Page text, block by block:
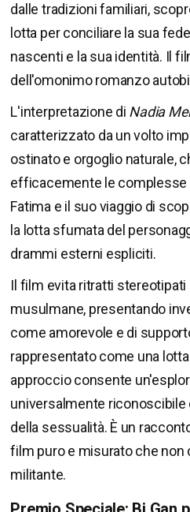
dalle tradizioni familiari,
lotta per conciliare la sua
nascenti e la sua identità. Il
dell'omonimo romanzo
L'interpretazione di Nadia
caratterizzato da un volto
ostinato e orgoglio naturale,
efficacemente le complesse
Fatima e il suo viaggio di
la lotta sfumata del
drammi esterni espliciti.
Il film evita ritratti
musulmane, presentando
come amorevole e di
rappresentato come una
approccio consente
universalmente riconoscibile
della sessualità. È un
film puro e misurato che non
militante.